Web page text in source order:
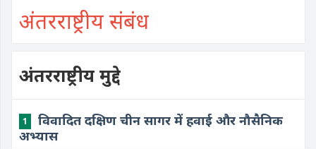
अंतरराष्ट्रीय संबंध
अंतरराष्ट्रीय मुद्दे
1
विवादित दक्षिण चीन सागर में हवाई और नौसैनिक
अभ्यास